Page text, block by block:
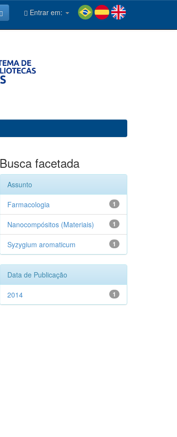
Entrar em:
Busca facetada
Assunto
1
Farmacologia
1
Nanocompósitos (Materiais)
1
Syzygium aromaticum
Data de Publicação
1
2014